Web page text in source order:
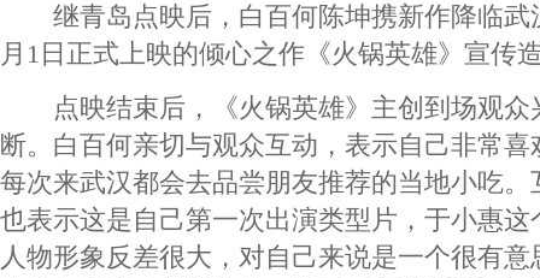
继青岛点映后，白百何陈坤携新作降临武
月1日正式上映的倾心之作《火锅英雄》宣传
点映结束后，《火锅英雄》主创到场观众
断。白百何亲切与观众互动，表示自己非常
每次来武汉都会去品尝朋友推荐的当地小吃
也表示这是自己第一次出演类型片，于小惠
人物形象反差很大，对自己来说是一个很有